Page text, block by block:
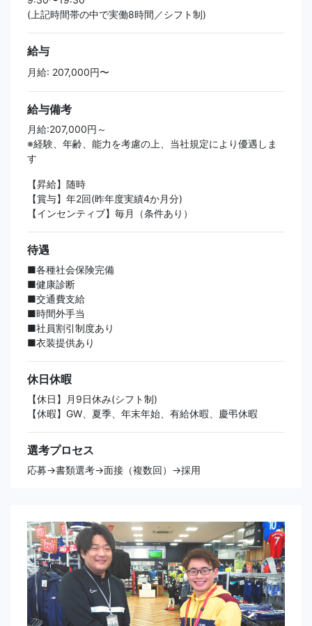
(上記時間帯の中で実働8時間／シフト制)
給与
月給: 207,000円〜
給与備考
月給:207,000円～
※経験、年齢、能力を考慮の上、当社規定により優遇しま
す
【昇給】随時
【賞与】年2回(昨年度実績4か月分)
【インセンティブ】毎月（条件あり）
待遇
■各種社会保険完備
■健康診断
■交通費支給
■時間外手当
■社員割引制度あり
■衣装提供あり
休日休暇
【休日】月9日休み(シフト制)
【休暇】GW、夏季、年末年始、有給休暇、慶弔休暇
選考プロセス
応募→書類選考→面接（複数回）→採用